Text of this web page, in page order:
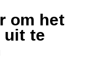
om het
uit te